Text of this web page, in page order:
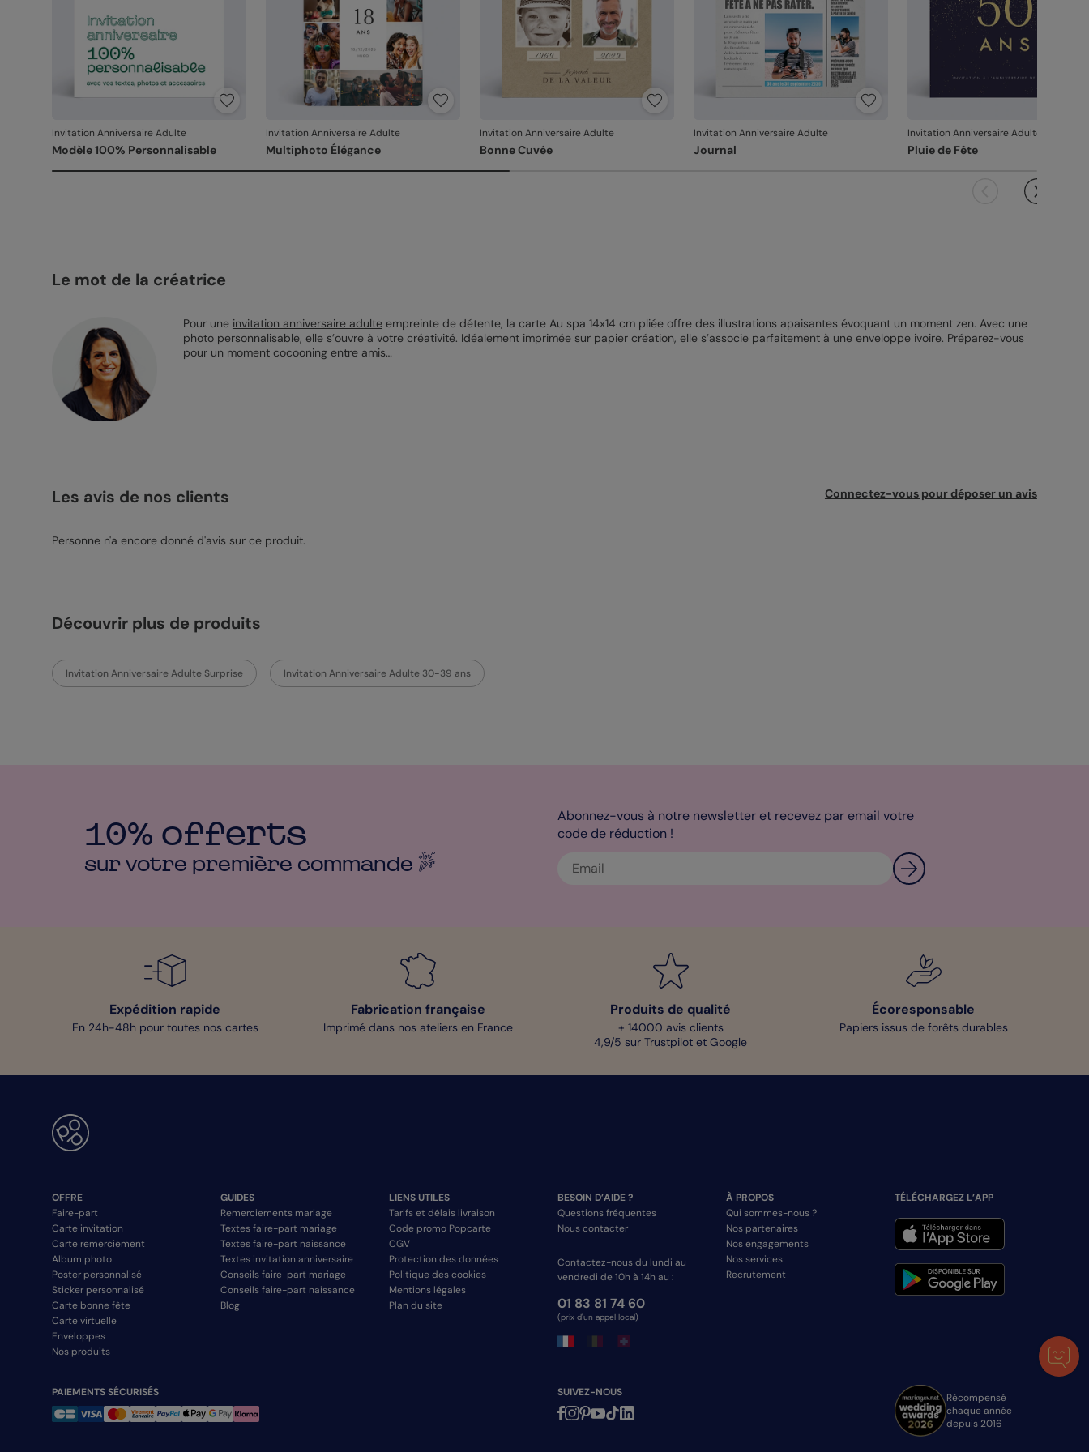
Invitation Anniversaire Adulte
Modèle 100% Personnalisable
Invitation Anniversaire Adulte
Multiphoto Élégance
Invitation Anniversaire Adulte
Bonne Cuvée
Invitation Anniversaire Adulte
Journal
Invitation Anniversaire Adulte
Pluie de Fête
Le mot de la créatrice
Pour une invitation anniversaire adulteempreinte de détente, la carte Au spa 14x14 cm pliée offre des illustrations apaisantes évoquant un moment zen. Avec une
photo personnalisable, elle s’ouvre à votre créativité. Idéalement imprimée sur papier création, elle s’associe parfaitement à une enveloppe ivoire. Préparez-vous
pour un moment cocooning entre amis…
Les avis de nos clients Connectez-vous pour déposer un avis
Personne n'a encore donné d'avis sur ce produit.
Découvrir plus de produits
Invitation Anniversaire Adulte Surprise Invitation Anniversaire Adulte 30-39 ans
10% offerts
sur votre première commande
Abonnez-vous à notre newsletter et recevez par email votre
code de réduction !
Expédition rapide
En 24h-48h pour toutes nos cartes
Fabrication française
Imprimé dans nos ateliers en France
Produits de qualité
+ 14000 avis clients
4,9/5 sur Trustpilot et Google
Écoresponsable
Papiers issus de forêts durables
OFFRE
Faire-part
Carte invitation
Carte remerciement
Album photo
Poster personnalisé
Sticker personnalisé
Carte bonne fête
Carte virtuelle
Enveloppes
Nos produits
GUIDES
Remerciements mariage
Textes faire-part mariage
Textes faire-part naissance
Textes invitation anniversaire
Conseils faire-part mariage
Conseils faire-part naissance
Blog
LIENS UTILES
Tarifs et délais livraison
Code promo Popcarte
CGV
Protection des données
Politique des cookies
Mentions légales
Plan du site
BESOIN D’AIDE ?
Questions fréquentes
Nous contacter
Contactez-nous du lundi au
vendredi de 10h à 14h au :
01 83 81 74 60
(prix d'un appel local)
À PROPOS
Qui sommes-nous ?
Nos partenaires
Nos engagements
Nos services
Recrutement
TÉLÉCHARGEZ L’APP
PAIEMENTS SÉCURISÉS SUIVEZ-NOUS
Récompensé
chaque année
depuis 2016